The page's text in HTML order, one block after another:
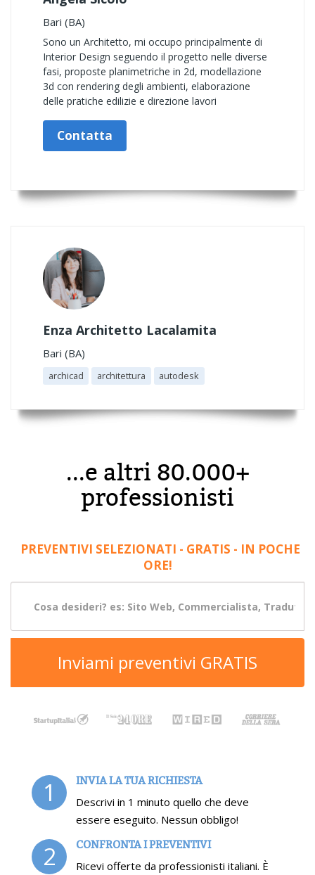
Bari (BA)
Sono un Architetto, mi occupo principalmente di
Interior Design seguendo il progetto nelle diverse
fasi, proposte planimetriche in 2d, modellazione
3d con rendering degli ambienti, elaborazione
delle pratiche edilizie e direzione lavori
Contatta
Enza Architetto Lacalamita
Bari (BA)
archicad architettura autodesk
...e altri 80.000+
professionisti
PREVENTIVI SELEZIONATI - GRATIS - IN POCHE
ORE!
Inviami preventivi GRATIS
1 INVIA LA TUA RICHIESTA
Descrivi in 1 minuto quello che deve
essere eseguito. Nessun obbligo!
2 CONFRONTA I PREVENTIVI
Ricevi offerte da professionisti italiani. È